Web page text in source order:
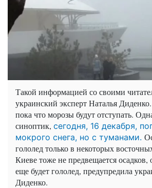
Такой информацией со своими
украинский эксперт Наталья
пока что морозы будут отступать.
синоптик, сегодня, 16 декабря,
мокрого снега, но с туманами.
гололед только в некоторых
Киеве тоже не предвещается осадков,
еще будет гололед, предупредила
Диденко.